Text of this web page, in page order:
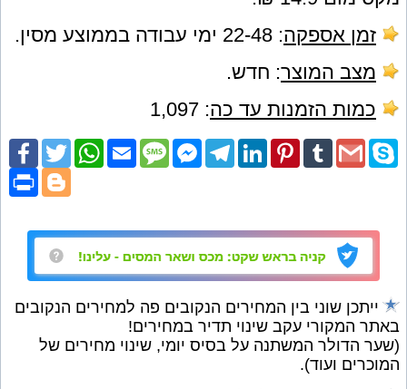
זמן אספקה: 22-48 ימי עבודה בממוצע מסין.
מצב המוצר: חדש.
כמות הזמנות עד כה: 1,097
Twitter
WhatsApp Email SMS
Facebook
Messenger
TelegramLinkedInPinterestTumblr GmailSkype
PrintBlogger
ייתכן שוני בין המחירים הנקובים פה למחירים הנקובים
באתר המקורי עקב שינוי תדיר במחירים!
(שער הדולר המשתנה על בסיס יומי, שינוי מחירים של
המוכרים ועוד).